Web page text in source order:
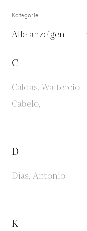
Kategorie
Alle anzeigen
C
Caldas, Waltercio
Cabelo,
D
Dias, Antonio
K